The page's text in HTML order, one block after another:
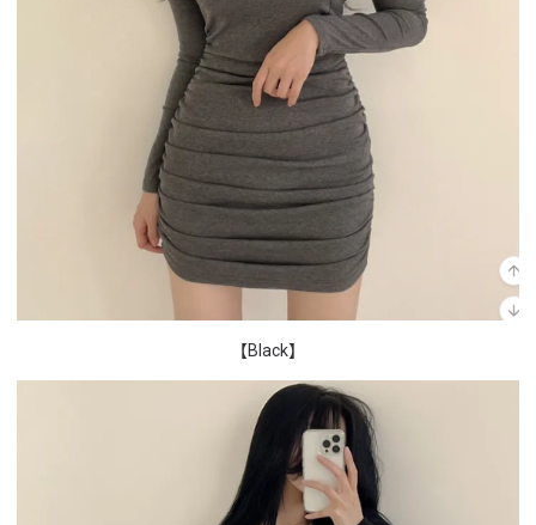
【Black】